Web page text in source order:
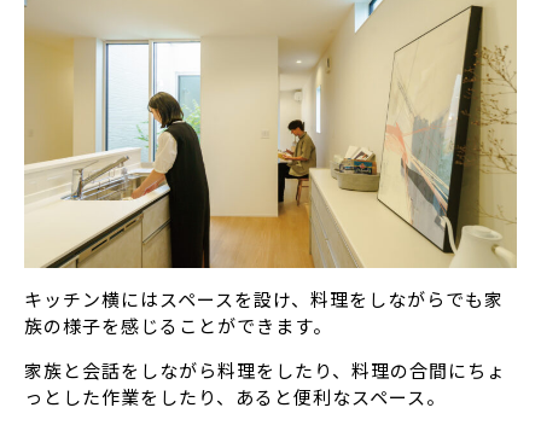
キッチン横にはスペースを設け、料理をしながらでも家
族の様子を感じることができます。
家族と会話をしながら料理をしたり、料理の合間にちょ
っとした作業をしたり、あると便利なスペース。